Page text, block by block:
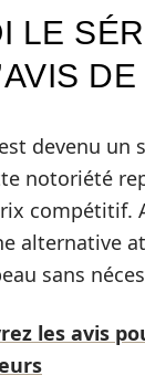
LE
est devenu un
notoriété
compétitif.
alternative
sans
les avis